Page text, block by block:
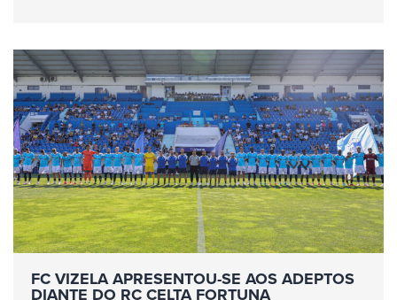
FC VIZELA APRESENTOU-SE AOS ADEPTOS
DIANTE DO RC CELTA FORTUNA